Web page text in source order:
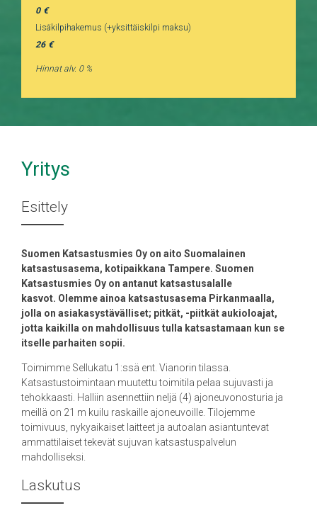
0
Lisäkilpihakemus (+yksittäiskilpi maksu)
26
Hinnat alv. 0 %
Yritys
Esittely
Suomen Katsastusmies Oy on aito Suomalainen
katsastusasema, kotipaikkana Tampere. Suomen
Katsastusmies Oy on antanut katsastusalalle
kasvot. Olemme ainoa katsastusasema Pirkanmaalla,
jolla on asiakasystävälliset; pitkät, -piitkät aukioloajat,
jotta kaikilla on mahdollisuus tulla katsastamaan kun se
itselle parhaiten sopii.
Toimimme Sellukatu 1:ssä ent. Vianorin tilassa.
Katsastustoimintaan muutettu toimitila pelaa sujuvasti ja
tehokkaasti. Halliin asennettiin neljä (4) ajoneuvonosturia ja
meillä on 21 m kuilu raskaille ajoneuvoille. Tilojemme
toimivuus, nykyaikaiset laitteet ja autoalan asiantuntevat
ammattilaiset tekevät sujuvan katsastuspalvelun
mahdolliseksi.
Laskutus